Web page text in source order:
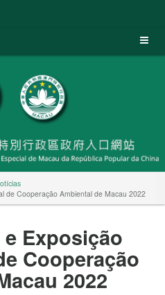
de Cooperação Ambiental de Macau 2022
Exposição
Cooperação
2022